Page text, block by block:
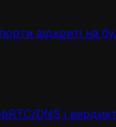
відкриті на
DNS і